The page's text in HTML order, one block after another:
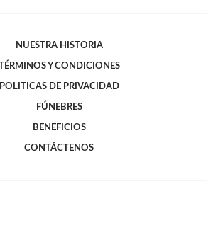
NUESTRA HISTORIA
TÉRMINOS Y CONDICIONES
POLITICAS DE PRIVACIDAD
FÚNEBRES
BENEFICIOS
CONTÁCTENOS